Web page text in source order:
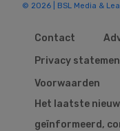
© 2026 | BSL Media &
Contact
Privacy
Voorwaarden
Het laatste
geïnformeerd,